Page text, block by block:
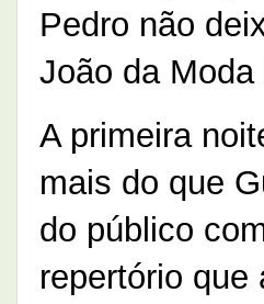
Pedro não
João da Moda
A primeira
mais do que
do público
repertório que